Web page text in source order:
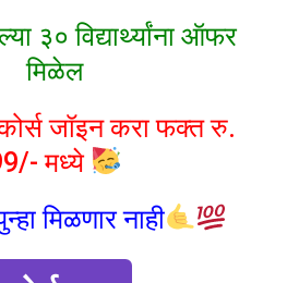
३० विद्यार्थ्यांना ऑफर
मिळेल
जॉइन करा फक्त रु.
मध्ये
मिळणार नाही